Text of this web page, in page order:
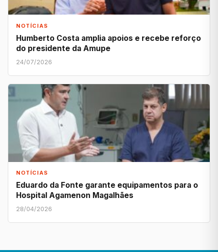
NOTÍCIAS
Humberto Costa amplia apoios e recebe reforço
do presidente da Amupe
24/07/2026
NOTÍCIAS
Eduardo da Fonte garante equipamentos para o
Hospital Agamenon Magalhães
28/04/2026